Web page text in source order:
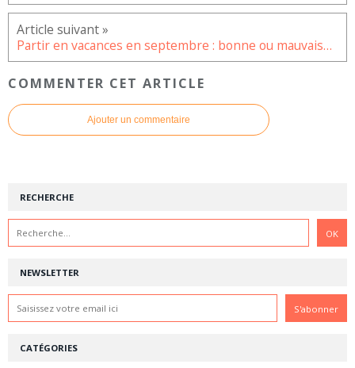
Partir en vacances en septembre : bonne ou mauvaise idée ?
COMMENTER CET ARTICLE
Ajouter un commentaire
NEWSLETTER
RECHERCHE
CATÉGORIES